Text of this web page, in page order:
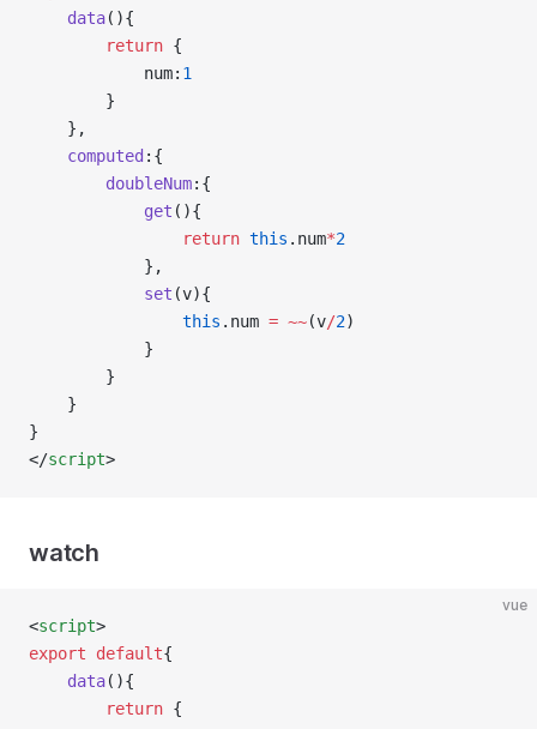
data(){
return {
            num:
1
        }
    },
computed :{
doubleNum:{
get (){
return this .num*2
            },
set (v){
this .num = ~~(v/2)
            }
        }
    }
}
</script>
watch
vue
<script>
export
default{
data(){
return {